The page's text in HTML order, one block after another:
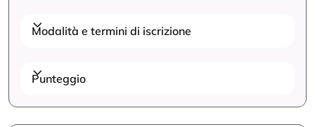
Modalità e termini di iscrizione
Punteggio